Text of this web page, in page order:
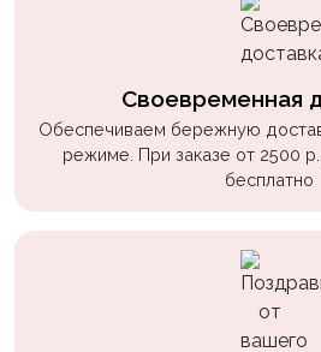
Своевременная
Обеспечиваем бережную
режиме. При заказе от 2500
бесплатно